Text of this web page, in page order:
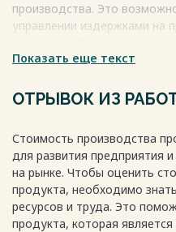
производства. Это
управлении издержками на
растут из-за удорожания
рекламных и
международного опыта,
деятельность предприятия
Весь текст будет
Показать еще текст
ОТРЫВОК ИЗ
Стоимость производства
для развития предприятия
на рынке. Чтобы оценить
продукта, необходимо
ресурсов и труда. Это
продукта, которая